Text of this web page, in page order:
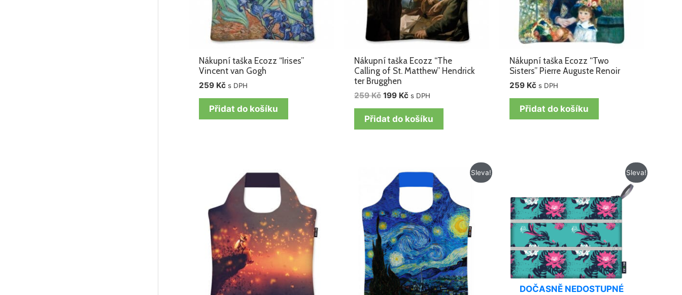
Nákupní taška Ecozz “Irises”
Vincent van Gogh
259 Kč s DPH
Přidat do košíku
Nákupní taška Ecozz “The
Calling of St. Matthew” Hendrick
ter Brugghen
259Kč 199 Kč s DPH
Přidat do košíku
Nákupní taška Ecozz “Two
Sisters” Pierre Auguste Renoir
259 Kč s DPH
Přidat do košíku
Sleva!
Původní
cena
byla:
259 Kč.
Aktuální
je:
199 Kč.
Sleva!
DOČASNĚ NEDOSTUPNÉ
179 Kč.109 Kč.